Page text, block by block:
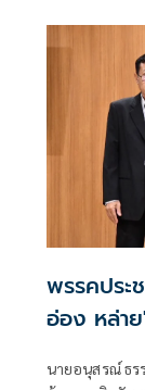
รัฐบาลภายใต้
เข้าบริหารประ
และสงครามต
หลักปรับตัวสูง
พรรคปร
อ่อง หล่า
นายอนุสรณ์ ธ